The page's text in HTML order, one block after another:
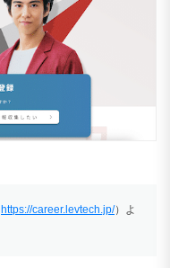
https://career.levtech.jp/）よ